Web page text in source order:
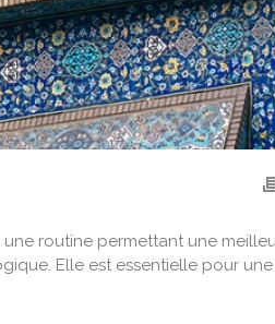
une routine permettant une
Elle est essentielle pour une